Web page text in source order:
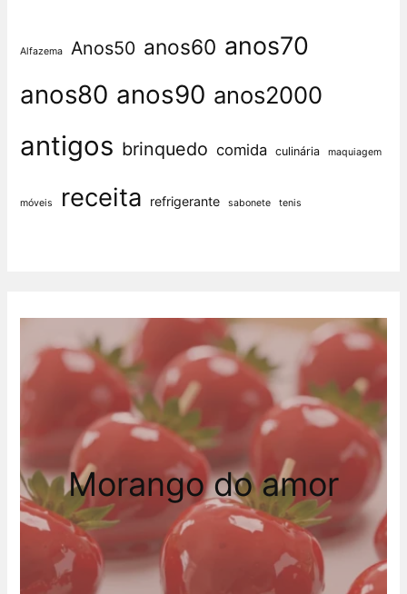
Alfazema Anos50 anos60 anos70
anos80 anos90 anos2000
antigos brinquedo comida culinária maquiagem
móveis receita refrigerante sabonete tenis
Morango do amor